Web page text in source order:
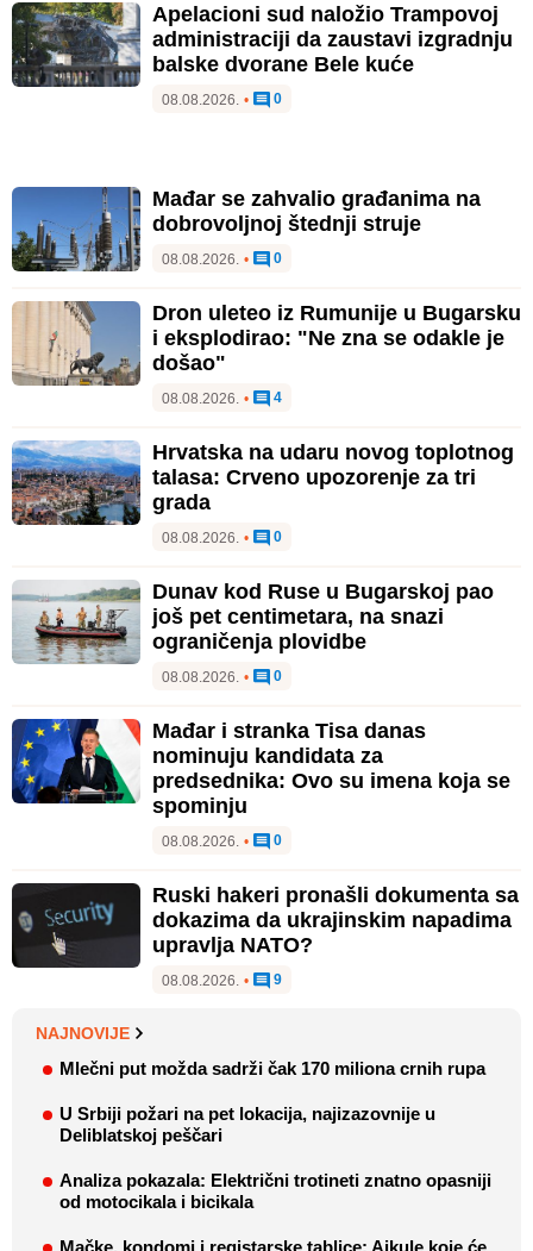
Apelacioni sud naložio Trampovoj
administraciji da zaustavi izgradnju
balske dvorane Bele kuće
08.08.2026. • 0
Mađar se zahvalio građanima na
dobrovoljnoj štednji struje
08.08.2026. • 0
Dron uleteo iz Rumunije u Bugarsku
i eksplodirao: "Ne zna se odakle je
došao"
08.08.2026. • 4
Hrvatska na udaru novog toplotnog
talasa: Crveno upozorenje za tri
grada
08.08.2026. • 0
Dunav kod Ruse u Bugarskoj pao
još pet centimetara, na snazi
ograničenja plovidbe
08.08.2026. • 0
Mađar i stranka Tisa danas
nominuju kandidata za
predsednika: Ovo su imena koja se
spominju
08.08.2026. • 0
Ruski hakeri pronašli dokumenta sa
dokazima da ukrajinskim napadima
upravlja NATO?
08.08.2026. • 9
NAJNOVIJE
Mlečni put možda sadrži čak 170 miliona crnih rupa
U Srbiji požari na pet lokacija, najizazovnije u
Deliblatskoj peščari
Analiza pokazala: Električni trotineti znatno opasniji
od motocikala i bicikala
Mačke, kondomi i registarske tablice: Ajkule koje će